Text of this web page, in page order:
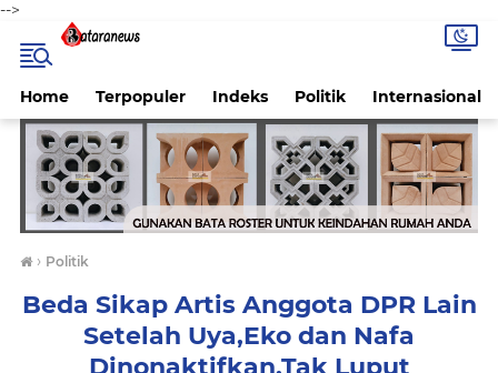
-->
Home Terpopuler Indeks Politik Internasional
› Politik
Beda Sikap Artis Anggota DPR Lain
Setelah Uya,Eko dan Nafa
Dinonaktifkan,Tak Luput